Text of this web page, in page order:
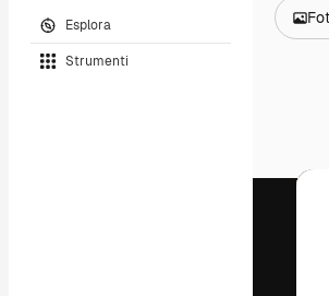
Esplora
Strumenti
Video